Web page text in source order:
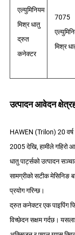
एल्युमिनियम
मिश्र धातु
द्रुत
कनेक्टर
7075
मिश्र
उत्पादन आवेदन
HAWEN (Trilon) 20 वर्ष
2005 देखि, हामीले गहिरो
धातु पार्ट्सको उत्पादन
सामग्रीको सटीक मेसिनिङ
प्रयोग गरिन्छ।
द्रुत कनेक्टर एक पाइपिंग
विच्छेदन सक्षम गर्दछ।